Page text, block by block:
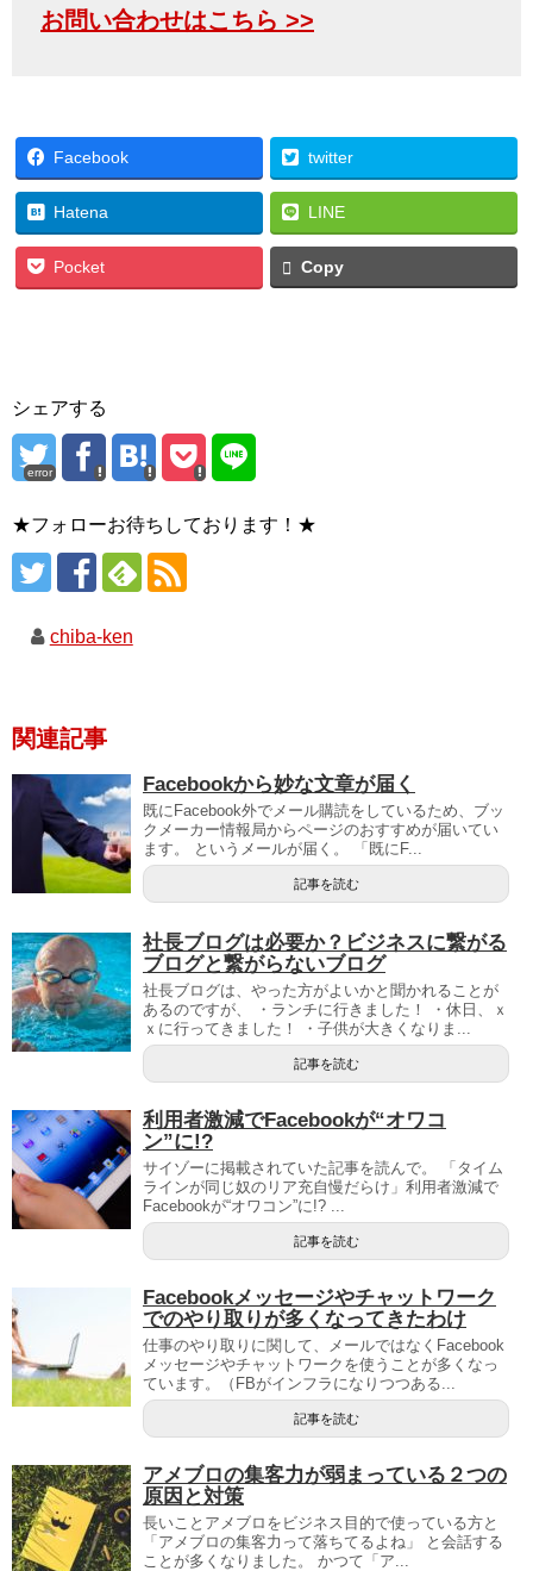
お問い合わせはこちら >>
Facebook twitter
Hatena LINE
Pocket Copy
シェアする
error
★フォローお待ちしております！★
chiba-ken
関連記事
Facebookから妙な文章が届く
既にFacebook外でメール購読をしているため、ブッ
クメーカー情報局からページのおすすめが届いてい
ます。 というメールが届く。 「既にF...
記事を読む
社長ブログは必要か？ビジネスに繋がる
ブログと繋がらないブログ
社長ブログは、やった方がよいかと聞かれることが
あるのですが、 ・ランチに行きました！ ・休日、ｘ
ｘに行ってきました！ ・子供が大きくなりま...
記事を読む
利用者激減でFacebookが“オワコ
ン”に!?
サイゾーに掲載されていた記事を読んで。 「タイム
ラインが同じ奴のリア充自慢だらけ」利用者激減で
Facebookが“オワコン”に!? ...
記事を読む
Facebookメッセージやチャットワーク
でのやり取りが多くなってきたわけ
仕事のやり取りに関して、メールではなくFacebook
メッセージやチャットワークを使うことが多くなっ
ています。（FBがインフラになりつつある...
記事を読む
アメブロの集客力が弱まっている２つの
原因と対策
長いことアメブロをビジネス目的で使っている方と
「アメブロの集客力って落ちてるよね」 と会話する
ことが多くなりました。 かつて「ア...